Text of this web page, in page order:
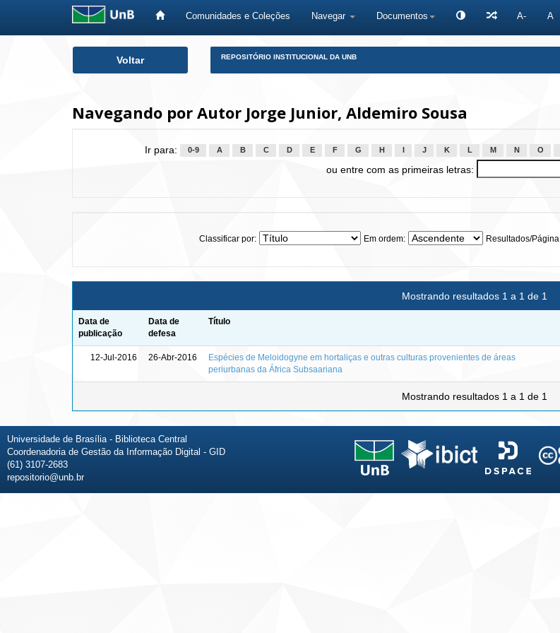
Comunidades e Coleções Navegar Documentos A- A
Voltar REPOSITÓRIO INSTITUCIONAL DA UNB
Navegando por Autor Jorge Junior, Aldemiro Sousa
Ir para: 0-9 A B C D E F G H J K L M N O
ou entre com as primeiras letras:
Classificar por: Em ordem: Resultados/Página
Mostrando resultados 1 a 1 de 1
Data de
publicação
Data de
defesa
Título
12-Jul-2016 26-Abr-2016
Espécies de Meloidogyne em hortaliças e outras culturas provenientes de áreas
periurbanas da África Subsaariana
Mostrando resultados 1 a 1 de 1
Universidade de Brasília - Biblioteca Central
Coordenadoria de Gestão da Informação Digital - GID
(61) 3107-2683
repositorio@unb.br